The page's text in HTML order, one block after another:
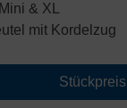
& XL
mit Kordelzug
Stückpreis